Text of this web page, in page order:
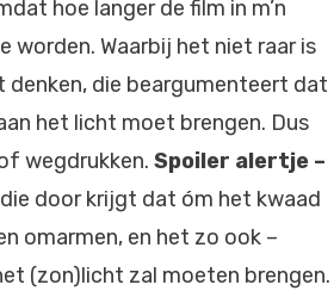
hoe langer de film in m’n
Waarbij het niet raar is
denken, die beargumenteert dat
het licht moet brengen. Dus
wegdrukken. Spoiler alertje –
door krijgt dat óm het kwaad
omarmen, en het zo ook –
(zon)licht zal moeten brengen.